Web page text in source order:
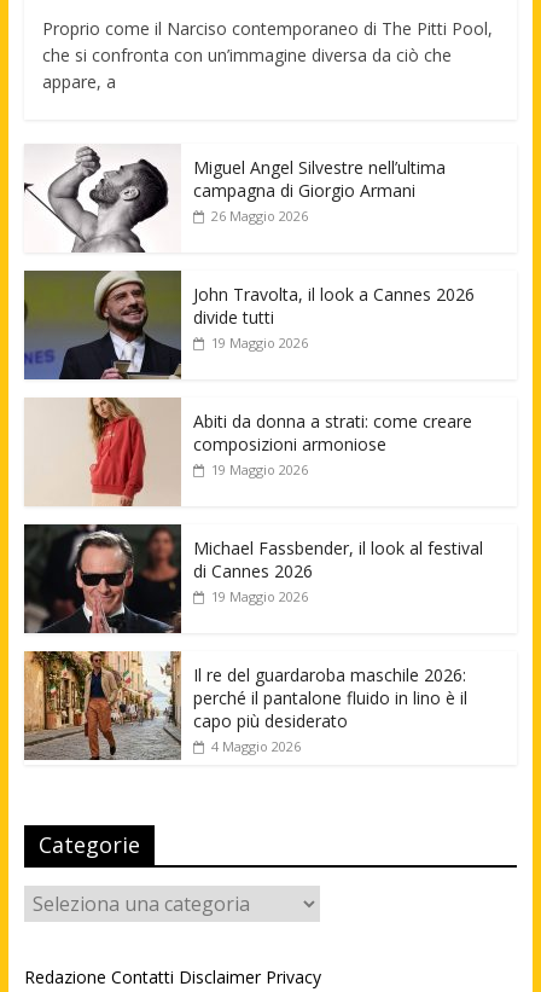
Proprio come il Narciso contemporaneo di The Pitti Pool,
che si confronta con un’immagine diversa da ciò che
appare, a
Miguel Angel Silvestre nell’ultima
campagna di Giorgio Armani
26 Maggio 2026
John Travolta, il look a Cannes 2026
divide tutti
19 Maggio 2026
Abiti da donna a strati: come creare
composizioni armoniose
19 Maggio 2026
Michael Fassbender, il look al festival
di Cannes 2026
19 Maggio 2026
Il re del guardaroba maschile 2026:
perché il pantalone fluido in lino è il
capo più desiderato
4 Maggio 2026
Categorie
Categorie
Redazione Contatti Disclaimer Privacy